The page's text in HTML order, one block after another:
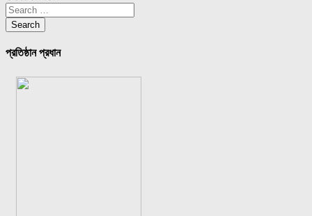
প্রতিষ্ঠান প্রধান